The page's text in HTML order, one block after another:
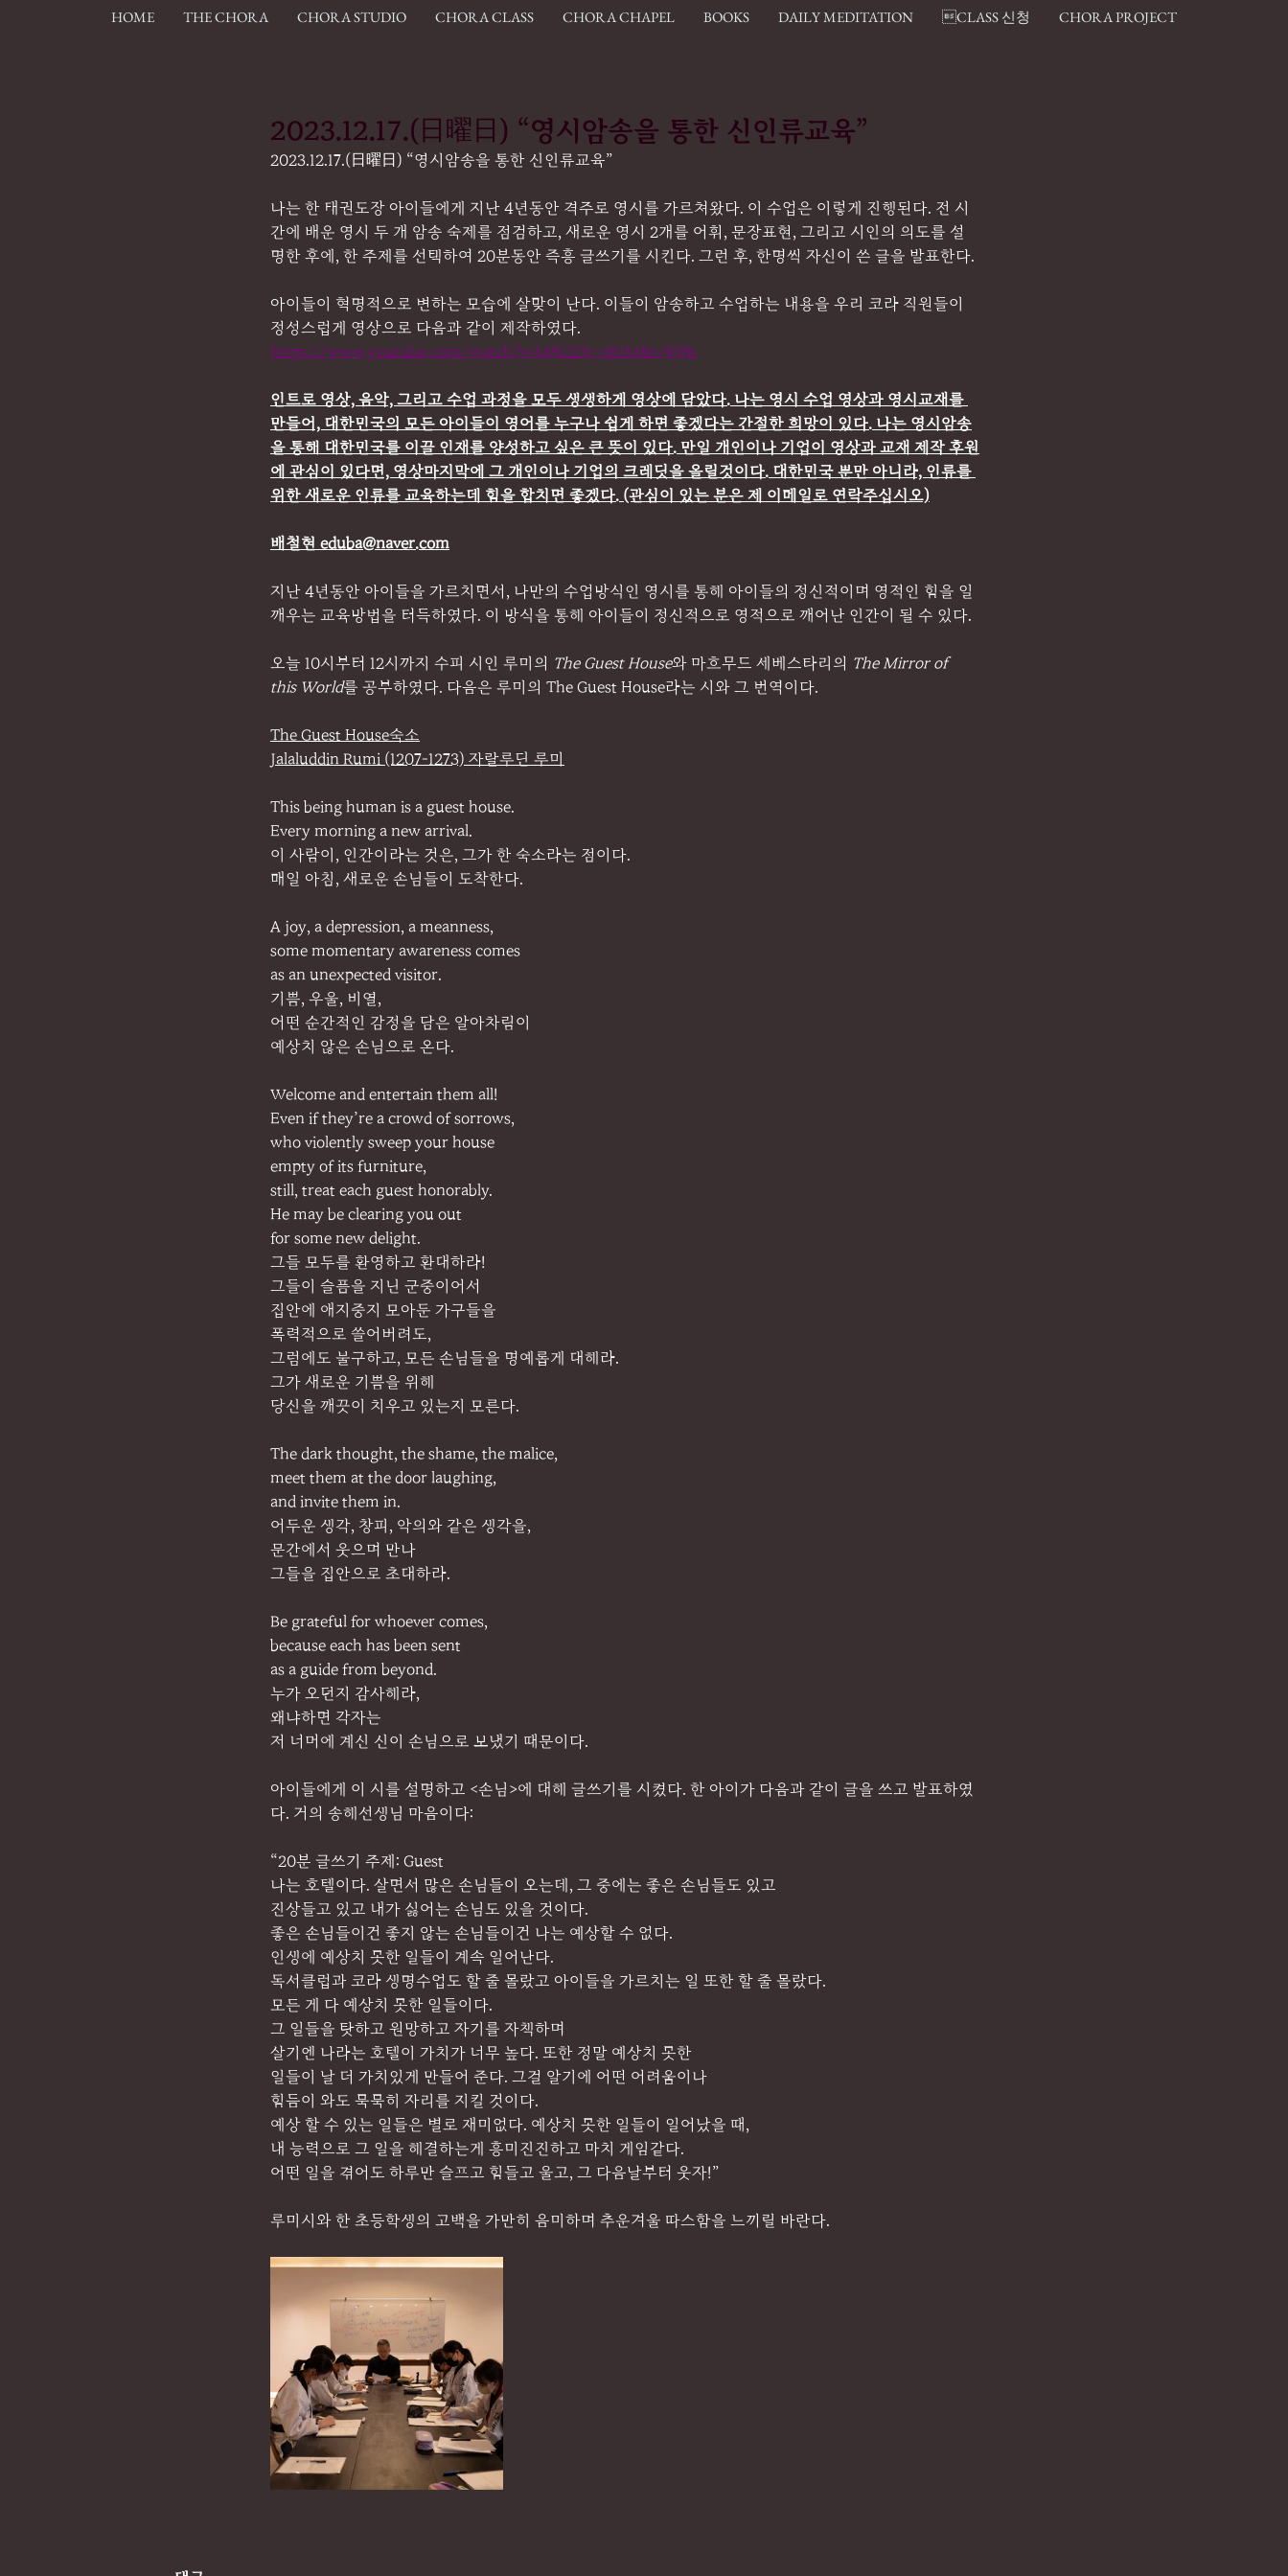
HOME THE CHORA CHORA STUDIO CHORA CLASS CHORA CHAPEL BOOKS DAILY MEDITATION CLASS 신청 CHORA PROJECT
2023.12.17.(日曜日) “영시암송을 통한 신인류교육”
2023.12.17.(日曜日) “영시암송을 통한 신인류교육”
나는 한 태권도장 아이들에게 지난 4년동안 격주로 영시를 가르쳐왔다. 이 수업은 이렇게 진행된다. 전 시
간에 배운 영시 두 개 암송 숙제를 점검하고, 새로운 영시 2개를 어휘, 문장표현, 그리고 시인의 의도를 설
명한 후에, 한 주제를 선택하여 20분동안 즉흥 글쓰기를 시킨다. 그런 후, 한명씩 자신이 쓴 글을 발표한다.
아이들이 혁명적으로 변하는 모습에 살맞이 난다. 이들이 암송하고 수업하는 내용을 우리 코라 직원들이
정성스럽게 영상으로 다음과 같이 제작하였다.
https://www.youtube.com/watch?v=M8U23r-qR1M&t=938s
인트로 영상, 음악, 그리고 수업 과정을 모두 생생하게 영상에 담았다. 나는 영시 수업 영상과 영시교재를
만들어, 대한민국의 모든 아이들이 영어를 누구나 쉽게 하면 좋겠다는 간절한 희망이 있다. 나는 영시암송
을 통해 대한민국를 이끌 인재를 양성하고 싶은 큰 뜻이 있다. 만일 개인이나 기업이 영상과 교재 제작 후원
에 관심이 있다면, 영상마지막에 그 개인이나 기업의 크레딧을 올릴것이다. 대한민국 뿐만 아니라, 인류를
위한 새로운 인류를 교육하는데 힘을 합치면 좋겠다. (관심이 있는 분은 제 이메일로 연락주십시오)
배철현 eduba@naver.com
지난 4년동안 아이들을 가르치면서, 나만의 수업방식인 영시를 통해 아이들의 정신적이며 영적인 힘을 일
깨우는 교육방법을 터득하였다. 이 방식을 통해 아이들이 정신적으로 영적으로 깨어난 인간이 될 수 있다.
오늘 10시부터 12시까지 수피 시인 루미의 The Guest House와 마흐무드 세베스타리의
The Mirror of
this World를 공부하였다. 다음은 루미의 The Guest House라는 시와 그 번역이다.
The Guest House숙소
Jalaluddin Rumi (1207-1273) 자랄루딘 루미
This being human is a guest house.
Every morning a new arrival.
이 사람이, 인간이라는 것은, 그가 한 숙소라는 점이다.
매일 아침, 새로운 손님들이 도착한다.
A joy, a depression, a meanness,
some momentary awareness comes
as an unexpected visitor.
기쁨, 우울, 비열,
어떤 순간적인 감정을 담은 알아차림이
예상치 않은 손님으로 온다.
Welcome and entertain them all!
Even if they’re a crowd of sorrows,
who violently sweep your house
empty of its furniture,
still, treat each guest honorably.
He may be clearing you out
for some new delight.
그들 모두를 환영하고 환대하라!
그들이 슬픔을 지닌 군중이어서
집안에 애지중지 모아둔 가구들을
폭력적으로 쓸어버려도,
그럼에도 불구하고, 모든 손님들을 명예롭게 대해라.
그가 새로운 기쁨을 위해
당신을 깨끗이 치우고 있는지 모른다.
The dark thought, the shame, the malice,
meet them at the door laughing,
and invite them in.
어두운 생각, 창피, 악의와 같은 생각을,
문간에서 웃으며 만나
그들을 집안으로 초대하라.
Be grateful for whoever comes,
because each has been sent
as a guide from beyond.
누가 오던지 감사해라,
왜냐하면 각자는
저 너머에 계신 신이 손님으로 보냈기 때문이다.
아이들에게 이 시를 설명하고 <손님>에 대해 글쓰기를 시켰다. 한 아이가 다음과 같이 글을 쓰고 발표하였
다. 거의 송해선생님 마음이다:
“20분 글쓰기 주제: Guest
나는 호텔이다. 살면서 많은 손님들이 오는데, 그 중에는 좋은 손님들도 있고
진상들고 있고 내가 싫어는 손님도 있을 것이다.
좋은 손님들이건 좋지 않는 손님들이건 나는 예상할 수 없다.
인생에 예상치 못한 일들이 계속 일어난다.
독서클럽과 코라 생명수업도 할 줄 몰랐고 아이들을 가르치는 일 또한 할 줄 몰랐다.
모든 게 다 예상치 못한 일들이다.
그 일들을 탓하고 원망하고 자기를 자책하며
살기엔 나라는 호텔이 가치가 너무 높다. 또한 정말 예상치 못한
일들이 날 더 가치있게 만들어 준다. 그걸 알기에 어떤 어려움이나
힘듬이 와도 묵묵히 자리를 지킬 것이다.
예상 할 수 있는 일들은 별로 재미없다. 예상치 못한 일들이 일어났을 때,
내 능력으로 그 일을 해결하는게 흥미진진하고 마치 게임같다.
어떤 일을 겪어도 하루만 슬프고 힘들고 울고, 그 다음날부터 웃자!”
루미시와 한 초등학생의 고백을 가만히 음미하며 추운겨울 따스함을 느끼릴 바란다.